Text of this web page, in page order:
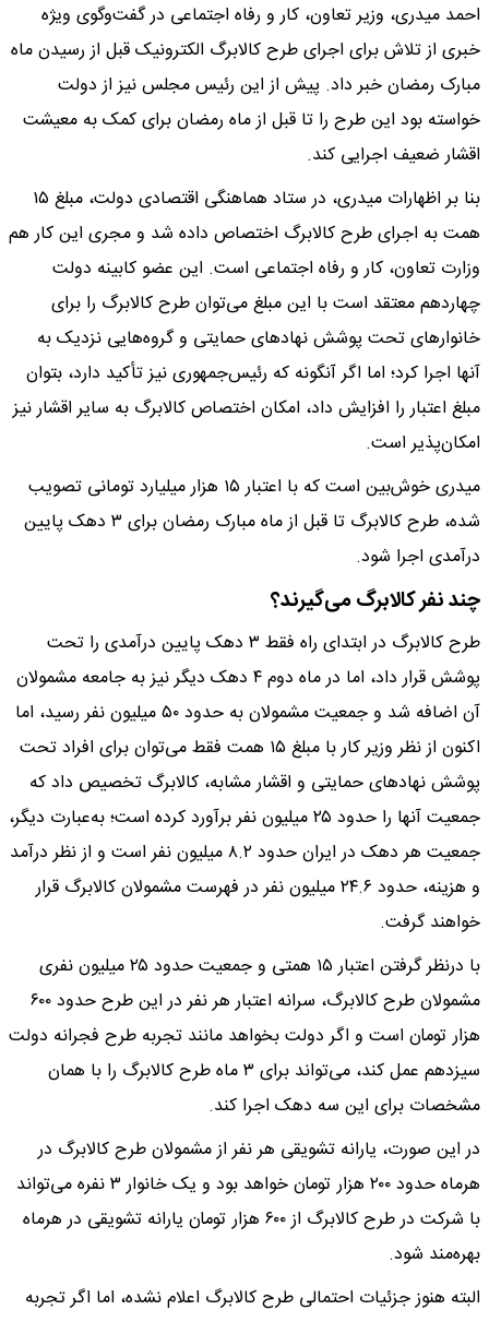
احمد میدری، وزیر تعاون، کار و رفاه اجتماعی در گفت‌وگوی ویژه
خبری از تلاش برای اجرای طرح کالابرگ الکترونیک قبل از رسیدن ‌ماه
مبارک رمضان خبر داد. پیش ‌از این رئیس مجلس نیز از دولت
خواسته بود این طرح را تا قبل از ماه رمضان برای کمک به معیشت
اقشار ضعیف اجرایی کند.
بنا بر اظهارات میدری، در ستاد هماهنگی اقتصادی دولت، مبلغ ۱۵
همت به اجرای طرح کالابرگ اختصاص داده شد و مجری این کار هم
وزارت تعاون، کار و رفاه اجتماعی است. این عضو کابینه دولت
چهاردهم معتقد است با این مبلغ می‌توان طرح کالابرگ را برای
خانوارهای تحت پوشش نهادهای حمایتی و گروه‌هایی نزدیک به
آنها اجرا کرد؛ اما اگر آنگونه که رئیس‌جمهوری نیز تأکید دارد، بتوان
مبلغ اعتبار را افزایش داد، امکان اختصاص کالابرگ به سایر اقشار نیز
امکان‌پذیر است.
میدری خوش‌بین است که با اعتبار ۱۵ هزار میلیارد تومانی تصویب
شده، طرح کالابرگ تا قبل از ماه مبارک رمضان برای ۳ دهک پایین
درآمدی اجرا شود.
چند نفر کالابرگ می‌گیرند؟
طرح کالابرگ در ابتدای راه فقط ۳ دهک پایین درآمدی را تحت
پوشش قرار داد، اما در ‌ماه دوم ۴ دهک دیگر نیز به جامعه مشمولان
آن اضافه شد و جمعیت مشمولان به حدود ۵۰ میلیون نفر رسید، اما
اکنون از نظر وزیر کار با مبلغ ۱۵ همت فقط می‌توان برای افراد تحت
پوشش نهادهای حمایتی و اقشار مشابه، کالابرگ تخصیص داد که
جمعیت آنها را حدود ۲۵ میلیون نفر برآورد کرده است؛ به‌عبارت ‌دیگر،
جمعیت هر دهک در ایران حدود ۸.۲ میلیون نفر است و از نظر درآمد
و هزینه، حدود ۲۴.۶ میلیون نفر در فهرست مشمولان کالابرگ قرار
خواهند گرفت.
با درنظر گرفتن اعتبار ۱۵ همتی و جمعیت حدود ۲۵ میلیون نفری
مشمولان طرح کالابرگ، سرانه اعتبار هر نفر در این طرح حدود ۶۰۰
هزار تومان است و اگر دولت بخواهد مانند تجربه طرح فجرانه دولت
سیزدهم عمل کند، می‌تواند برای ۳ ‌ماه طرح کالابرگ را با همان
مشخصات برای این سه دهک اجرا کند.
در این صورت، یارانه تشویقی هر نفر از مشمولان طرح کالابرگ در
هرماه حدود ۲۰۰ هزار تومان خواهد بود و یک خانوار ۳ نفره می‌تواند
با شرکت در طرح کالابرگ از ۶۰۰ هزار تومان یارانه تشویقی در هرماه
بهره‌مند شود.
البته هنوز جزئیات احتمالی طرح کالابرگ اعلام نشده، اما اگر تجربه